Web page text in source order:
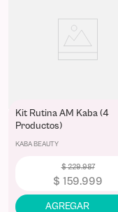
Kit Rutina AM Kaba (4
Productos)
KABA BEAUTY
$229.987
$ 159.999